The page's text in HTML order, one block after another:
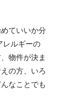
ていいか分
レルギーの
物件が決ま
の方、いろ
なことでも